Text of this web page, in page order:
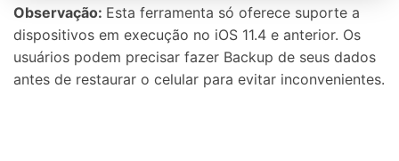
Observação: Esta ferramenta só oferece suporte a
dispositivos em execução no iOS 11.4 e anterior. Os
usuários podem precisar fazer Backup de seus dados
antes de restaurar o celular para evitar inconvenientes.